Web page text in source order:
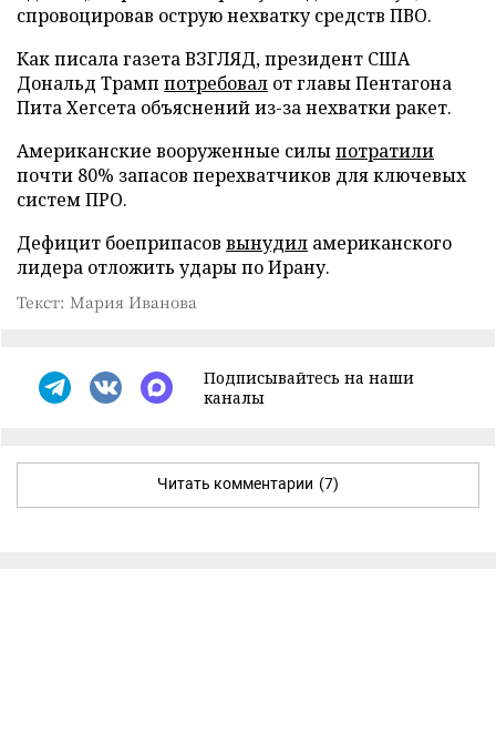
спровоцировав острую нехватку средств ПВО.
Как писала газета ВЗГЛЯД, президент США
Дональд Трамп потребовал от главы Пентагона
Пита Хегсета объяснений из-за нехватки ракет.
Американские вооруженные силыпотратили
почти 80% запасов перехватчиков для ключевых
систем ПРО.
Дефицит боеприпасов вынудил американского
лидера отложить удары по Ирану.
Текст: Мария Иванова
Подписывайтесь на наши
каналы
Читать комментарии (7)